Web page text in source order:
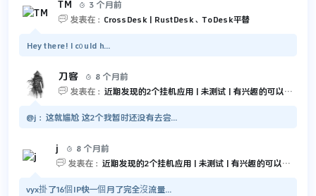
TM 
3 个月前
 发表在： CrossDesk | RustDesk、ToDesk平替
Hey there! I c᧐uld h...
刀客 
8 个月前
 发表在： 近期发现的2个挂机应用 | 未测试 | 有兴趣的可以尝试一下
@j：这就尴尬 这2个我暂时还没有去尝...
j 
8 个月前
 发表在： 近期发现的2个挂机应用 | 未测试 | 有兴趣的可以尝试一下
vyx掛了16個IP快一個月了完全沒流量...